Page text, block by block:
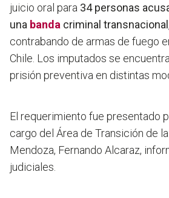
juicio oral para 34 personas
una banda criminal
contrabando de armas de fuego
Chile. Los imputados se
prisión preventiva en distintas
El requerimiento fue presentado
cargo del Área de Transición de
Mendoza, Fernando Alcaraz,
judiciales.